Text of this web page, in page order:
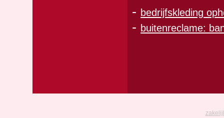
- bedrijfskleding
- buitenreclame: